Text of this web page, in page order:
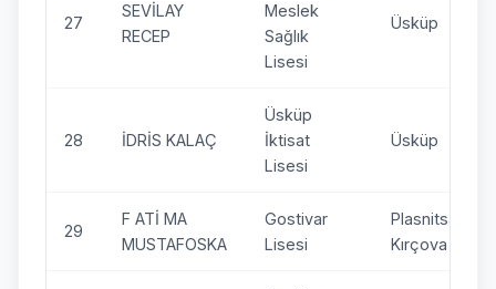
27
SEVİLAY
RECEP
Meslek
Sağlık
Lisesi
Üsküp
28 İDRİS KALAÇ
Üsküp
İktisat
Lisesi
Üsküp
29
F ATİ MA
MUSTAFOSKA
Gostivar
Lisesi
Plasnitsa –
Kırçova